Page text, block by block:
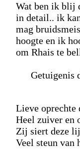
Wat ben ik blij
in detail.. ik
mag
hoogte en ik
om Rhais te
Getuigenis
Lieve oprechte
Heel zuiver en
Zij siert deze
Veel steun van